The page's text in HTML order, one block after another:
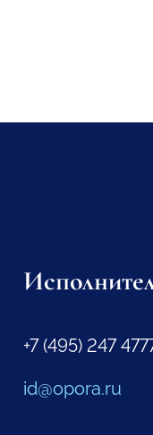
+7 (495) 247
id@opora.ru